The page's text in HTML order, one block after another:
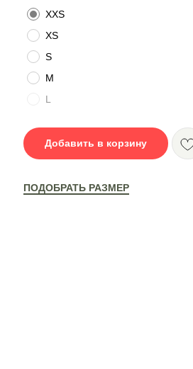
XXS
XS
S
M
L
Добавить в корзину
ПОДОБРАТЬ РАЗМЕР